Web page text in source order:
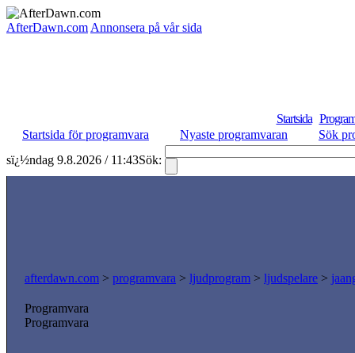
AfterDawn.com Annonsera på vår sida
Startsida
Startsida för programvara
Nyaste programvaran
Sök
sï¿½ndag 9.8.2026 / 11:43Sök:
afterdawn.com > programvara > ljudprogram > ljudspelare >
Programvara
Programvara